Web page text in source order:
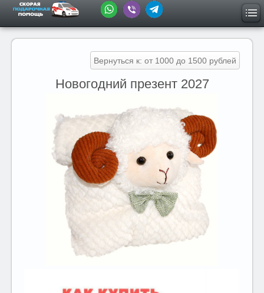
Вернуться к: от 1000 до 1500 рублей
Новогодний презент 2027